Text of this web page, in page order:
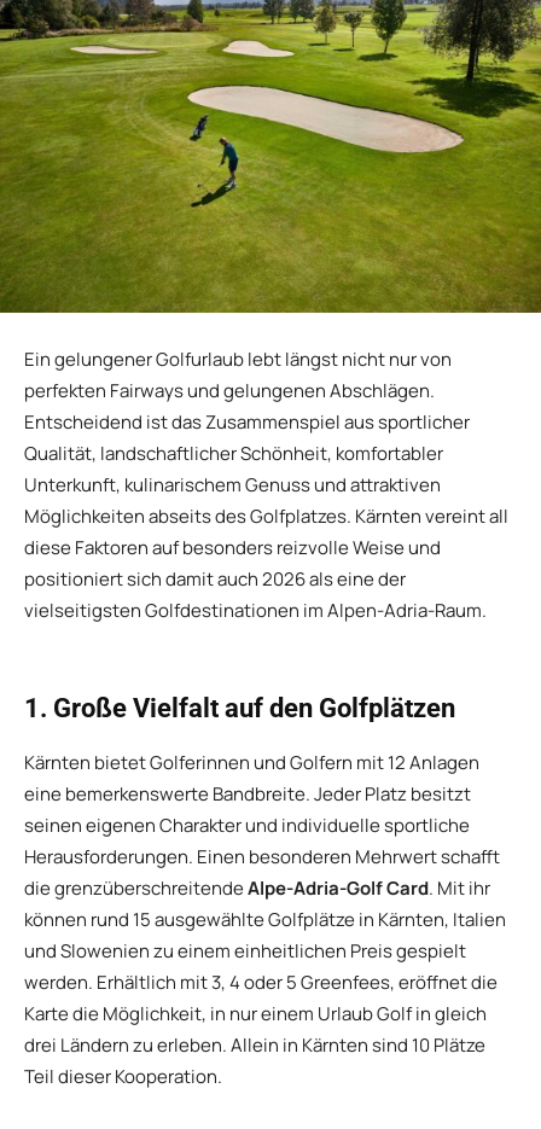
Ein gelungener Golfurlaub lebt längst nicht nur von
perfekten Fairways und gelungenen Abschlägen.
Entscheidend ist das Zusammenspiel aus sportlicher
Qualität, landschaftlicher Schönheit, komfortabler
Unterkunft, kulinarischem Genuss und attraktiven
Möglichkeiten abseits des Golfplatzes. Kärnten vereint all
diese Faktoren auf besonders reizvolle Weise und
positioniert sich damit auch 2026 als eine der
vielseitigsten Golfdestinationen im Alpen-Adria-Raum.
1. Große Vielfalt auf den Golfplätzen
Kärnten bietet Golferinnen und Golfern mit 12 Anlagen
eine bemerkenswerte Bandbreite. Jeder Platz besitzt
seinen eigenen Charakter und individuelle sportliche
Herausforderungen. Einen besonderen Mehrwert schafft
die grenzüberschreitendeAlpe-Adria-Golf Card. Mit ihr
können rund 15 ausgewählte Golfplätze in Kärnten, Italien
und Slowenien zu einem einheitlichen Preis gespielt
werden. Erhältlich mit 3, 4 oder 5 Greenfees, eröffnet die
Karte die Möglichkeit, in nur einem Urlaub Golf in gleich
drei Ländern zu erleben. Allein in Kärnten sind 10 Plätze
Teil dieser Kooperation.